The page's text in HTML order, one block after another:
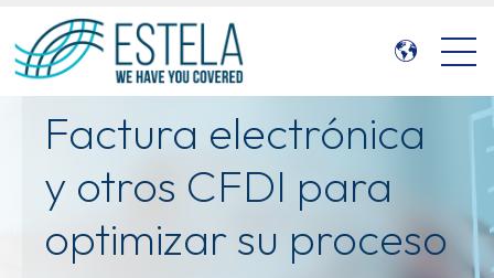
Factura electrónica
y otros CFDI para
optimizar su proceso